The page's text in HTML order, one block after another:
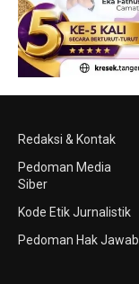
Redaksi & Kontak
Pedoman Media
Siber
Kode Etik Jurnalistik
Pedoman Hak Jawab